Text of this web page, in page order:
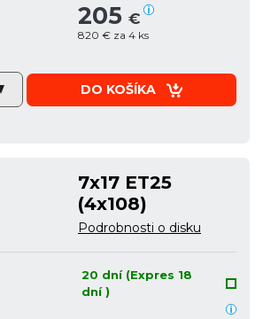
205 €
820 € za 4 ks
DO KOŠÍKA
7x17 ET25
(4x108)
Podrobnosti o disku
20 dní (Expres 18
dní )